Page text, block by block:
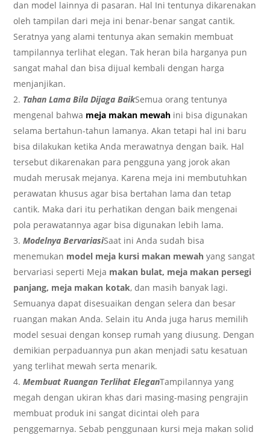
dan model lainnya di pasaran. Hal Ini tentunya dikarenakan
oleh tampilan dari meja ini benar-benar sangat cantik.
Seratnya yang alami tentunya akan semakin membuat
tampilannya terlihat elegan. Tak heran bila harganya pun
sangat mahal dan bisa dijual kembali dengan harga
menjanjikan.
Tahan Lama Bila Dijaga BaikSemua orang tentunya
mengenal bahwa meja makan mewah ini bisa digunakan
selama bertahun-tahun lamanya. Akan tetapi hal ini baru
bisa dilakukan ketika Anda merawatnya dengan baik. Hal
tersebut dikarenakan para pengguna yang jorok akan
mudah merusak mejanya. Karena meja ini membutuhkan
perawatan khusus agar bisa bertahan lama dan tetap
cantik. Maka dari itu perhatikan dengan baik mengenai
pola perawatannya agar bisa digunakan lebih lama.
Modelnya BervariasiSaat ini Anda sudah bisa
menemukan model meja kursi makan mewah yang sangat
bervariasi seperti Meja makan bulat, meja makan persegi
panjang, meja makan kotak, dan masih banyak lagi.
Semuanya dapat disesuaikan dengan selera dan besar
ruangan makan Anda. Selain itu Anda juga harus memilih
model sesuai dengan konsep rumah yang diusung. Dengan
demikian perpaduannya pun akan menjadi satu kesatuan
yang terlihat mewah serta menarik.
Membuat Ruangan Terlihat EleganTampilannya yang
megah dengan ukiran khas dari masing-masing pengrajin
membuat produk ini sangat dicintai oleh para
penggemarnya. Sebab penggunaan kursi meja makan solid